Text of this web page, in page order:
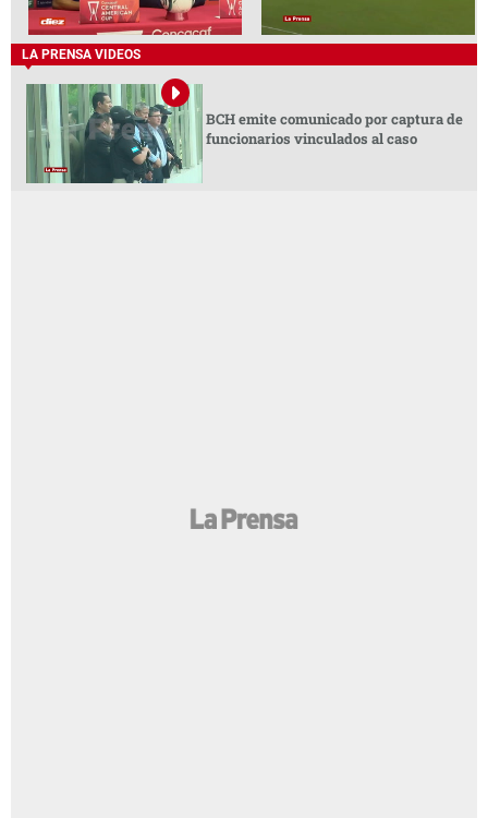
LA PRENSA VIDEOS
BCH emite comunicado por captura de
funcionarios vinculados al caso